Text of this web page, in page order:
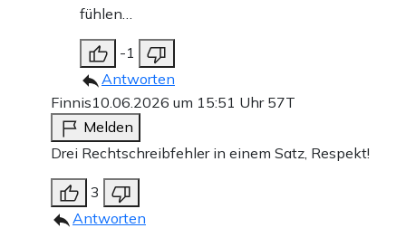
fühlen…
-1
Antworten
Finnis10.06.2026 um 15:51 Uhr 57T
Melden
Drei Rechtschreibfehler in einem Satz, Respekt!
3
Antworten